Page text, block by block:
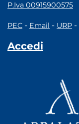
P.Iva 00915900575
PEC - Email - URP -
Accedi